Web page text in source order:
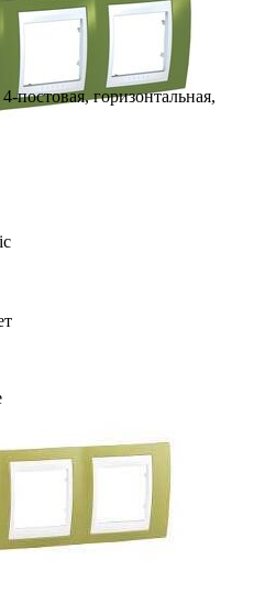
горизонтальная,